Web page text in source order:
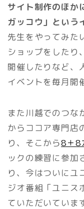
サイト制作のほか
ガッコウ」という
先生をやってみた
ショップをしたり
開催したりなど、
イベントを毎月開
また川越でのつな
からココア専門店
り、そこから8＋8
ックの練習に参加
り、今はついにユ
ジオ番組「ユニス
ていただいていま